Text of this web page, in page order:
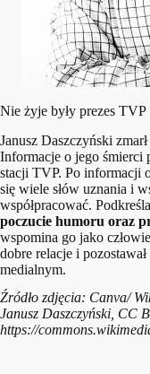
Nie żyje były prezes TVP
Janusz Daszczyński
Informacje o jego śmierci
stacji TVP. Po informacji
się wiele słów uznania i
współpracować.
poczucie humoru oraz
wspomina go jako
dobre relacje i
medialnym.
Źródło zdjęcia: Canva/
Janusz Daszczyński, CC
https://